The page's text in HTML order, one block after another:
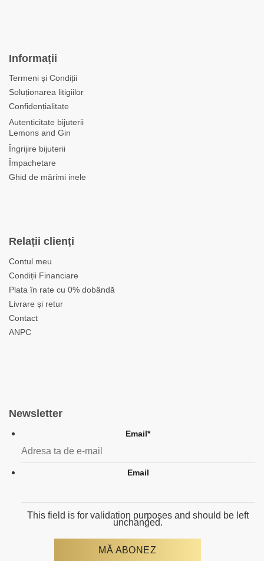
Informații
Termeni și Condiții
Soluționarea litigiilor
Confidențialitate
Autenticitate bijuterii
Lemons and Gin
Îngrijire bijuterii
Împachetare
Ghid de mărimi inele
Relații clienți
Contul meu
Condiții Financiare
Plata în rate cu 0% dobândă
Livrare și retur
Contact
ANPC
Newsletter
Email*
Email
This field is for validation purposes and should be left
unchanged.